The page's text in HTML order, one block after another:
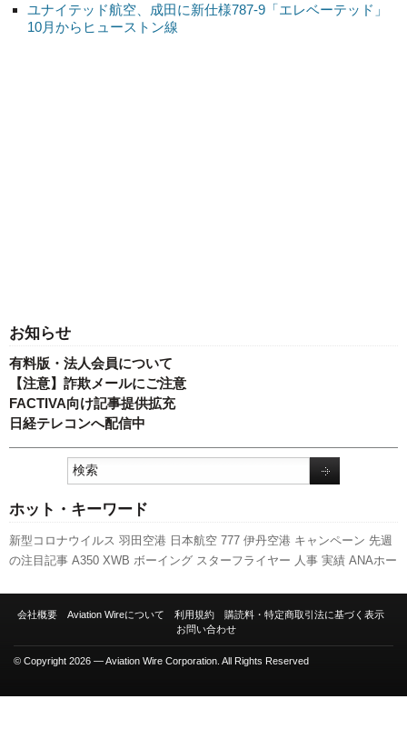
ユナイテッド航空、成田に新仕様787-9「エレベーテッド」
10月からヒューストン線
お知らせ
有料版・法人会員について
【注意】詐欺メールにご注意
FACTIVA向け記事提供拡充
日経テレコンへ配信中
ホット・キーワード
新型コロナウイルス 羽田空港 日本航空 777 伊丹空港 キャンペーン 先週
の注目記事 A350 XWB ボーイング スターフライヤー 人事 実績 ANAホー
チ・アビエーション 新路線 訪日客 福岡空港 LCC 全日空 利用実績 787
会社概要 Aviation Wireについて 利用規約
購読料・特定商取引法に基づく表示
お問い合わせ
© Copyright 2026 — Aviation Wire Corporation. All Rights Reserved